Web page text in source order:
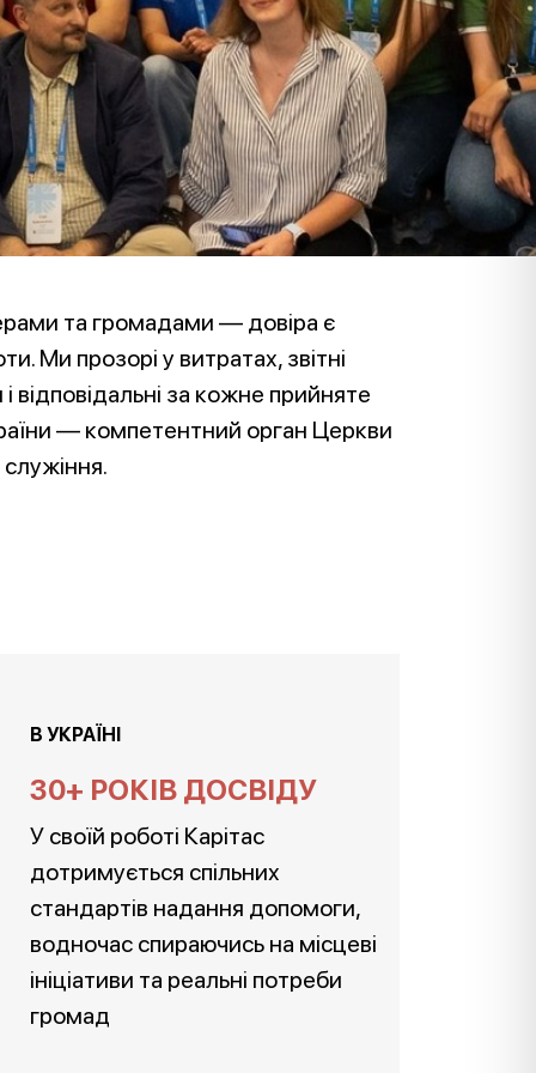
та громадами — довіра є
Ми прозорі у витратах, звітні
відповідальні за кожне прийняте
— компетентний орган Церкви
В УКРАЇНІ
30+ РОКІВ ДОСВІДУ
У своїй роботі Карітас
дотримується спільних
стандартів надання допомоги,
водночас спираючись на місцеві
ініціативи та реальні потреби
громад